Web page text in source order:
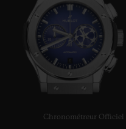
Chronométreur Officiel